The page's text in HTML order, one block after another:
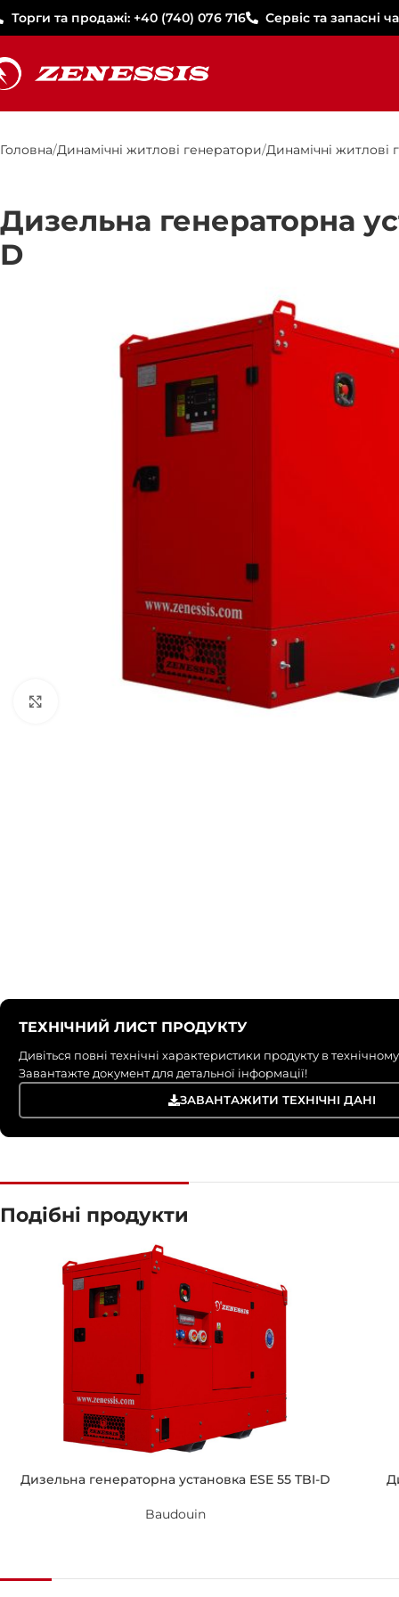
Торги та продажі: +40 (740) 076 716 Сервіс та запасні
Головна Динамічні житлові генератори Динамічні житлові
Дизельна генераторна
D
Клацніть, щоб збільшити
ТЕХНІЧНИЙ ЛИСТ ПРОДУКТУ
Дивіться повні технічні характеристики продукту в
Завантажте документ для детальної інформації!
ЗАВАНТАЖИТИ ТЕХНІЧНІ ДАНІ
Подібні продукти
Дизельна генераторна установка ESE 55 TBI-D
Baudouin